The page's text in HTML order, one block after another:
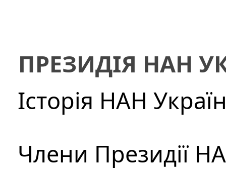
ПРЕЗИДІЯ НАН
Історія НАН
Члени Президії